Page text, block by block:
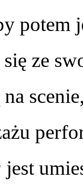
potem
ze
na
jest